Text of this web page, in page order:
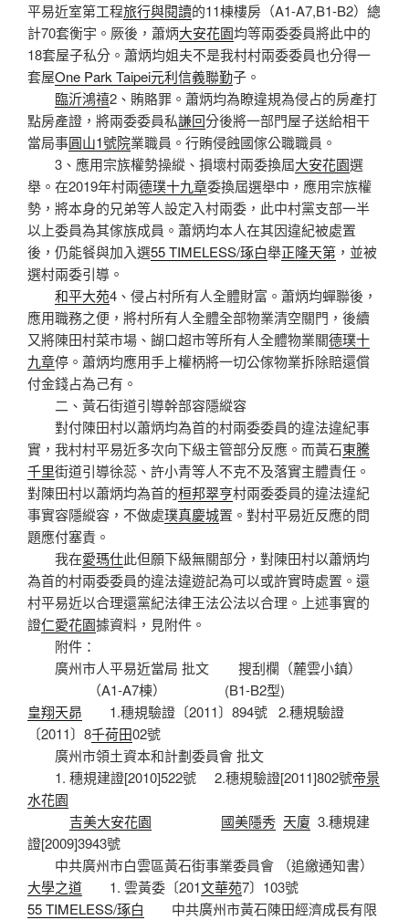
平易近室第工程旅行與閱讀的11棟樓房（A1-A7,B1-B2）總
計70套衡宇。厥後，蕭炳大安花園均等兩委委員將此中的
18套屋子私分。蕭炳均姐夫不是我村村兩委委員也分得一
套屋One Park Taipei元利信義聯勤子。
臨沂鴻禧2、賄賂罪。蕭炳均為瞭違規為侵占的房產打
點房產證，將兩委委員私謙回分後將一部門屋子送給相干
當局事圓山1號院業職員。行賄侵蝕國傢公職職員。
3、應用宗族權勢操縱、損壞村兩委換屆大安花園選
舉。在2019年村兩德璞十九章委換屆選舉中，應用宗族權
勢，將本身的兄弟等人設定入村兩委，此中村黨支部一半
以上委員為其傢族成員。蕭炳均本人在其因違紀被處置
後，仍能餐與加入選55 TIMELESS/琢白舉正隆天第 ，並被
選村兩委引導。
和平大苑4、侵占村所有人全體財富。蕭炳均蟬聯後，
應用職務之便，將村所有人全體全部物業清空關門，後續
又將陳田村菜市場、餬口超市等所有人全體物業關德璞十
九章停。蕭炳均應用手上權柄將一切公傢物業拆除賠還償
付金錢占為己有。
二、黃石街道引導幹部容隱縱容
對付陳田村以蕭炳均為首的村兩委委員的違法違紀事
實，我村村平易近多次向下級主管部分反應。而黃石東騰
千里街道引導徐蕊、許小青等人不克不及落實主體責任。
對陳田村以蕭炳均為首的桓邦翠亨村兩委委員的違法違紀
事實容隱縱容，不做處璞真慶城置。對村平易近反應的問
題應付塞責。
我在愛瑪仕此但願下級無關部分，對陳田村以蕭炳均
為首的村兩委委員的違法違遊記為可以或許實時處置。還
村平易近以合理還黨紀法律王法公法以合理。上述事實的
證仁愛花園據資料，見附件。
附件：
廣州市人平易近當局 批文 搜刮欄（麓雲小鎮）
（A1-A7棟） (B1-B2型)
皇翔天昴 1.穗規驗證〔2011〕894號 2.穗規驗證
〔2011〕8千荷田02號
廣州市領土資本和計劃委員會 批文
1. 穗規建證[2010]522號 2.穗規驗證[2011]802號帝景
水花園
吉美大安花園
國美隱秀 天廈 3.穗規建
證[2009]3943號
中共廣州市白雲區黃石街事業委員會 （追繳通知書）
大學之道 1. 雲黃委〔201文華苑7〕103號
55 TIMELESS/琢白 中共廣州市黃石陳田經濟成長有限